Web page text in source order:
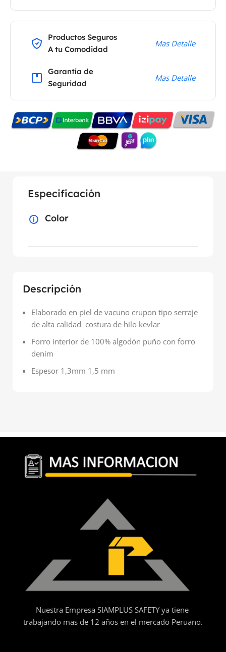
Productos Seguros
A tu Comodidad
Mas Detalle
Garantía de
Seguridad
Mas Detalle
Descripción
Elaborado en piel de vacuno crupon tipo serraje
de alta calidad costura de hilo kevlar
Forro interior de 100% algodón puño con forro
denim
Espesor 1,3mm 1,5 mm
Especificación
Color
Nuestra Empresa SIAMPLUS SAFETY ya tiene
trabajando mas de 12 años en el mercado Peruano.